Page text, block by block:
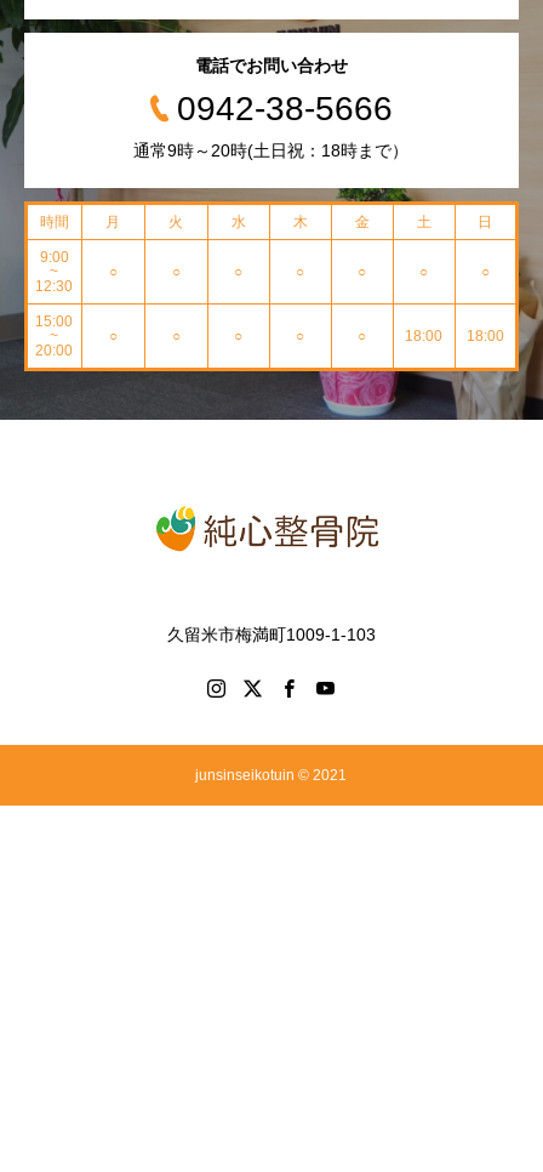
電話でお問い合わせ
0942-38-5666
通常9時～20時(土日祝：18時まで）
時間 月 火 水 木 金 土 日
9:00
~
12:30
○ ○ ○ ○ ○ ○ ○
15:00
~
20:00
○ ○ ○ ○ ○ 18:00 18:00
久留米市梅満町1009-1-103
junsinseikotuin © 2021